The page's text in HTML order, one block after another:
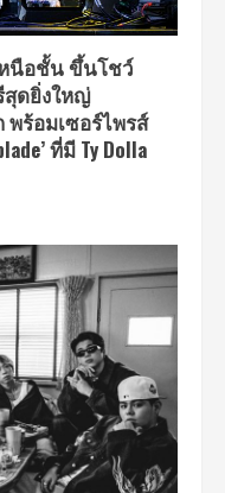
หนือชั้น ขึ้นโชว์
ดยิ่งใหญ่
พร้อมเซอร์ไพรส์
ที่มี Ty Dolla